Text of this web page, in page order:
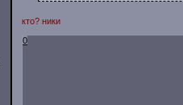
кто? ники
0